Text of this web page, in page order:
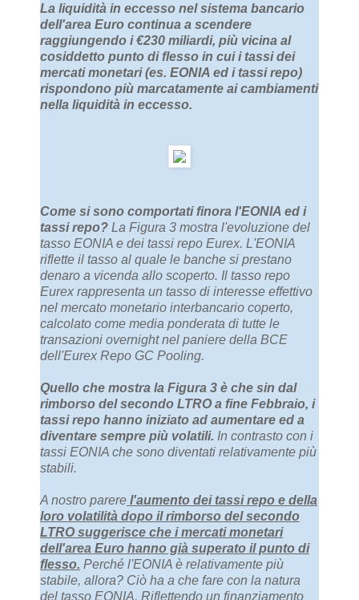
La liquidità in eccesso nel sistema bancario
dell'area Euro continua a scendere
raggiungendo i €230 miliardi, più vicina al
cosiddetto punto di flesso in cui i tassi dei
mercati monetari (es. EONIA ed i tassi repo)
rispondono più marcatamente ai cambiamenti
nella liquidità in eccesso.
Come si sono comportati finora l'EONIA ed i
tassi repo? La Figura 3 mostra l'evoluzione del
tasso EONIA e dei tassi repo Eurex. L'EONIA
riflette il tasso al quale le banche si prestano
denaro a vicenda allo scoperto. Il tasso repo
Eurex rappresenta un tasso di interesse effettivo
nel mercato monetario interbancario coperto,
calcolato come media ponderata di tutte le
transazioni overnight nel paniere della BCE
dell'Eurex Repo GC Pooling.
Quello che mostra la Figura 3 è che sin dal
rimborso del secondo LTRO a fine Febbraio, i
tassi repo hanno iniziato ad aumentare ed a
diventare sempre più volatili. In contrasto con i
tassi EONIA che sono diventati relativamente più
stabili.
A nostro parere l'aumento dei tassi repo e della
loro volatilità dopo il rimborso del secondo
LTRO suggerisce che i mercati monetari
dell'area Euro hanno già superato il punto di
flesso. Perché l'EONIA è relativamente più
stabile, allora? Ciò ha a che fare con la natura
del tasso EONIA. Riflettendo un finanziamento